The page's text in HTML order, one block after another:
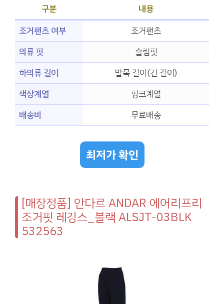
구분
내용
조거팬츠 여부
조거팬츠
의류 핏
슬림핏
하의류 길이
발목 길이(긴 길이)
색상계열
핑크계열
배송비
무료배송
최저가 확인
[매장정품] 안다르 ANDAR 에어리프리
조거핏 레깅스_블랙 ALSJT-03BLK
532563